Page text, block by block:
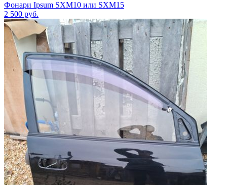
Фонари Ipsum SXM10 или SXM15
2 500 руб.